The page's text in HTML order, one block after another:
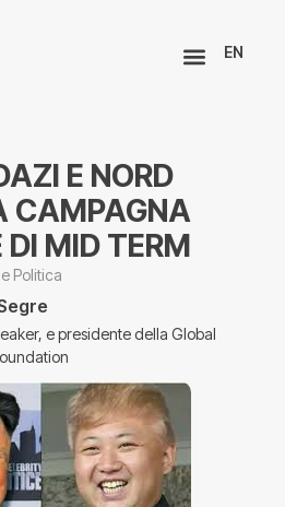
EN
E NORD
CAMPAGNA
MID TERM
Politica
e presidente della Global